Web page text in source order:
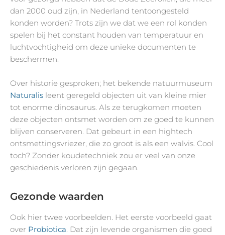
dan 2000 oud zijn, in Nederland tentoongesteld
konden worden? Trots zijn we dat we een rol konden
spelen bij het constant houden van temperatuur en
luchtvochtigheid om deze unieke documenten te
beschermen.
Over historie gesproken; het bekende natuurmuseum
Naturalis leent geregeld objecten uit van kleine mier
tot enorme dinosaurus. Als ze terugkomen moeten
deze objecten ontsmet worden om ze goed te kunnen
blijven conserveren. Dat gebeurt in een hightech
ontsmettingsvriezer, die zo groot is als een walvis. Cool
toch? Zonder koudetechniek zou er veel van onze
geschiedenis verloren zijn gegaan.
Gezonde waarden
Ook hier twee voorbeelden. Het eerste voorbeeld gaat
over Probiotica. Dat zijn levende organismen die goed